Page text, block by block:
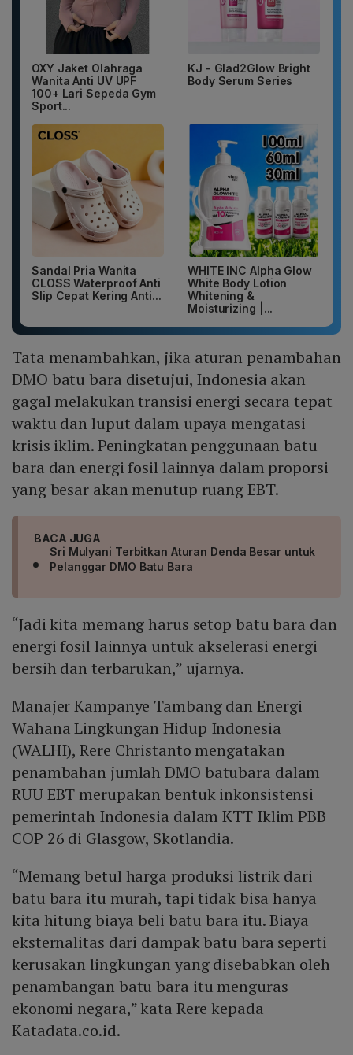
OXY Jaket Olahraga
Wanita Anti UV UPF
100+ Lari Sepeda Gym
Sport...
KJ - Glad2Glow Bright
Body Serum Series
Sandal Pria Wanita
CLOSS Waterproof Anti
Slip Cepat Kering Anti...
WHITE INC Alpha Glow
White Body Lotion
Whitening &
Moisturizing |...
Tata menambahkan, jika aturan penambahan
DMO batu bara disetujui, Indonesia akan
gagal melakukan transisi energi secara tepat
waktu dan luput dalam upaya mengatasi
krisis iklim. Peningkatan penggunaan batu
bara dan energi fosil lainnya dalam proporsi
yang besar akan menutup ruang EBT.
BACA JUGA
Sri Mulyani Terbitkan Aturan Denda Besar untuk
Pelanggar DMO Batu Bara
“Jadi kita memang harus setop batu bara dan
energi fosil lainnya untuk akselerasi energi
bersih dan terbarukan,” ujarnya.
Manajer Kampanye Tambang dan Energi
Wahana Lingkungan Hidup Indonesia
(WALHI), Rere Christanto mengatakan
penambahan jumlah DMO batubara dalam
RUU EBT merupakan bentuk inkonsistensi
pemerintah Indonesia dalam KTT Iklim PBB
COP 26 di Glasgow, Skotlandia.
“Memang betul harga produksi listrik dari
batu bara itu murah, tapi tidak bisa hanya
kita hitung biaya beli batu bara itu. Biaya
eksternalitas dari dampak batu bara seperti
kerusakan lingkungan yang disebabkan oleh
penambangan batu bara itu menguras
ekonomi negara,” kata Rere kepada
Katadata.co.id.